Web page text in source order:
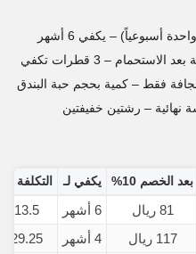
أسبوعياً) – يكفي 6 أشهر
– 3 قطرات تكفي
فقط – كمية بحجم حبة البندق
– رشتين خفيفتين
بعد الخصم 10% يكفي لـ التكلفة
81 ريال 6 أشهر
13.5 ريال
117 ريال 4 أشهر
29.25 ريال